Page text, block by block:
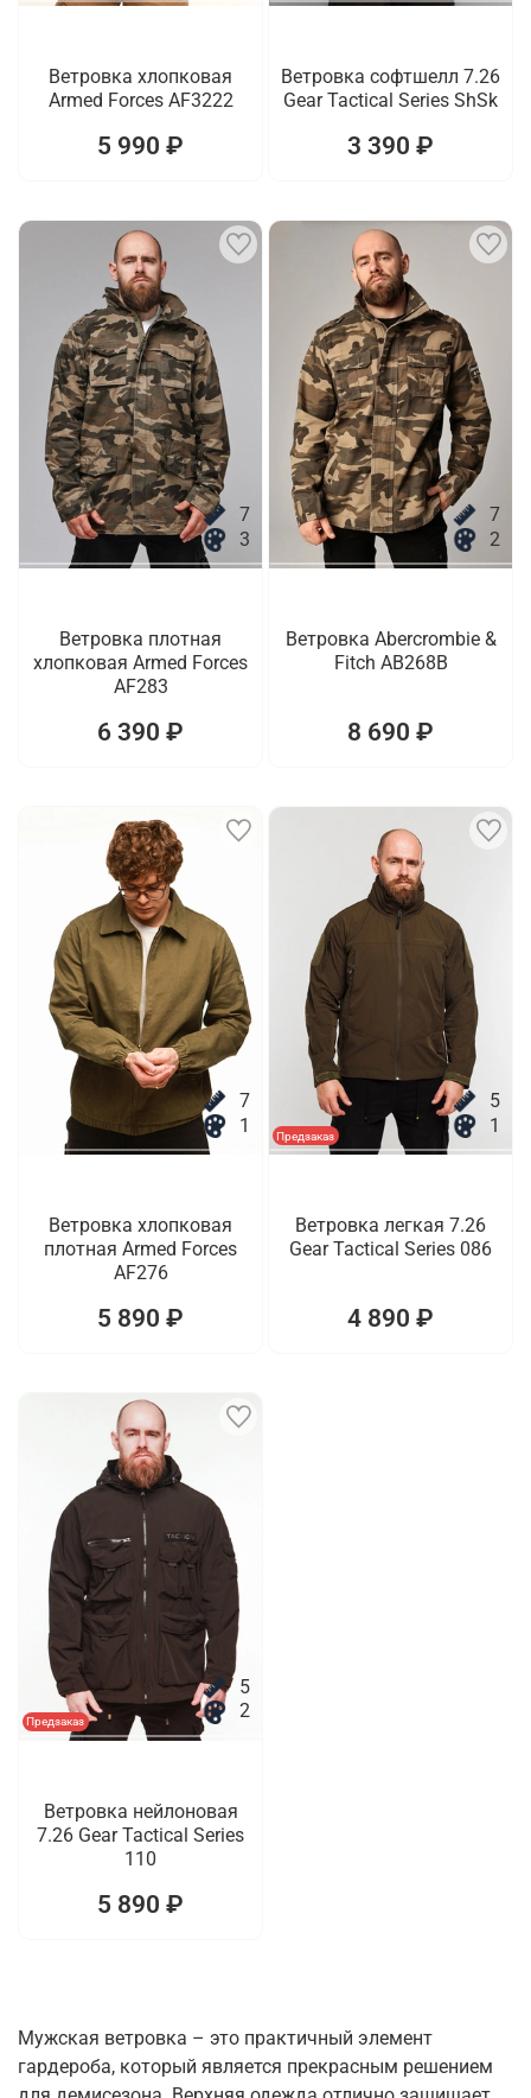
Ветровка хлопковая
Armed Forces AF3222
5 990 ₽
Ветровка софтшелл 7.26
Gear Tactical Series ShSk
3 390 ₽
7
3
Ветровка плотная
хлопковая Armed Forces
AF283
6 390 ₽
7
2
Ветровка Abercrombie &
Fitch AB268B
8 690 ₽
7
1
Ветровка хлопковая
плотная Armed Forces
AF276
5 890 ₽
Предзаказ
5
1
Ветровка легкая 7.26
Gear Tactical Series 086
4 890 ₽
Предзаказ
5
2
Ветровка нейлоновая
7.26 Gear Tactical Series
110
5 890 ₽
Мужская ветровка – это практичный элемент
гардероба, который является прекрасным решением